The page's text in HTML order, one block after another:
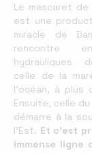
Le mascaret
est une
miracle de
rencontre
hydrauliques
celle de la
l’océan, à plus
Ensuite, celle
démarre à la
l’Est. Et c’est
immense ligne